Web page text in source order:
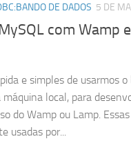
DE DADOS 5 DE
com Wamp
e simples de usarmos o
máquina local, para
do Wamp ou Lamp.
usadas por...